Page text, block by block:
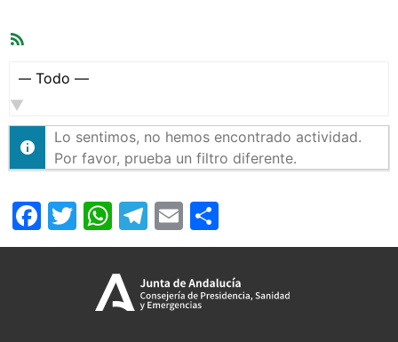
Mostrar:
Lo sentimos, no hemos encontrado actividad.
Por favor, prueba un filtro diferente.
Facebook
Twitter
WhatsApp
Telegram
Email